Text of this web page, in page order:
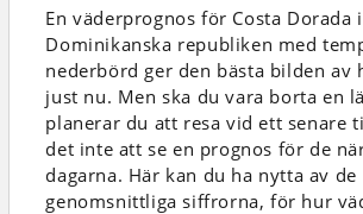
En väderprognos för Costa Dorada i
Dominikanska republiken med
nederbörd ger den bästa bilden av
just nu. Men ska du vara borta en
planerar du att resa vid ett senare
det inte att se en prognos för de
dagarna. Här kan du ha nytta av de
genomsnittliga siffrorna, för hur